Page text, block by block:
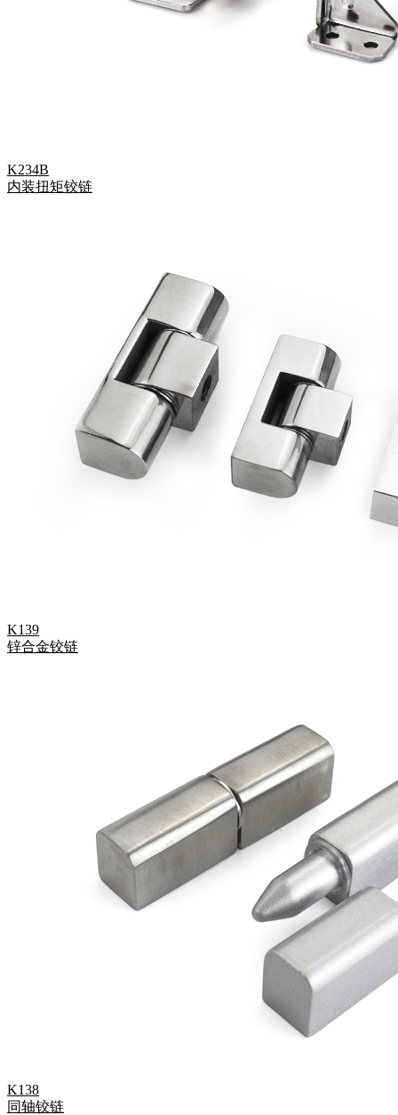
K234B
内装扭矩铰链
K139
锌合金铰链
K138
同轴铰链